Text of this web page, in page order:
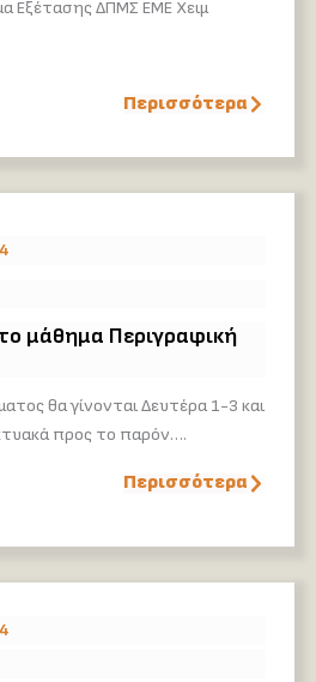
Εξέτασης ΔΠΜΣ ΕΜΕ Χειμ
Περισσότερα
μάθημα Περιγραφική
θα γίνονται Δευτέρα 1-3 και
προς το παρόν….
Περισσότερα